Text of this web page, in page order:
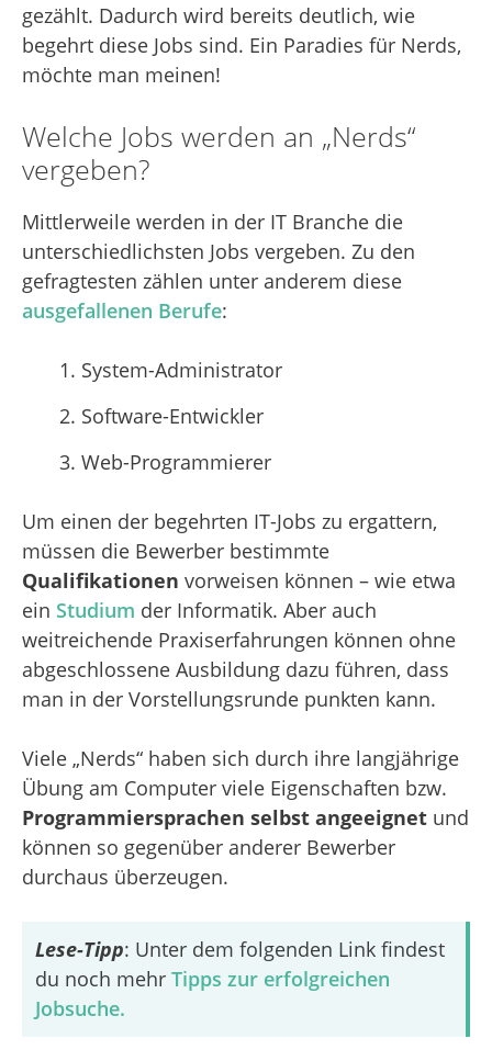
gezählt. Dadurch wird bereits deutlich, wie
begehrt diese Jobs sind. Ein Paradies für Nerds,
möchte man meinen!
Welche Jobs werden an „Nerds“
vergeben?
Mittlerweile werden in der IT Branche die
unterschiedlichsten Jobs vergeben. Zu den
gefragtesten zählen unter anderem diese
ausgefallenen Berufe:
System-Administrator
Software-Entwickler
Web-Programmierer
Um einen der begehrten IT-Jobs zu ergattern,
müssen die Bewerber bestimmte
Qualifikationen vorweisen können – wie etwa
ein Studium der Informatik. Aber auch
weitreichende Praxiserfahrungen können ohne
abgeschlossene Ausbildung dazu führen, dass
man in der Vorstellungsrunde punkten kann.
Viele „Nerds“ haben sich durch ihre langjährige
Übung am Computer viele Eigenschaften bzw.
Programmiersprachen selbst angeeignet und
können so gegenüber anderer Bewerber
durchaus überzeugen.
Lese-Tipp: Unter dem folgenden Link findest
du noch mehr Tipps zur erfolgreichen
Jobsuche.